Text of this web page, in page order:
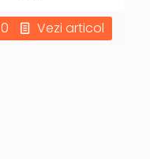
0 Vezi articol